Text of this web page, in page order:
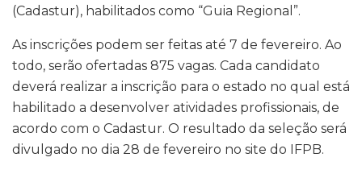
(Cadastur), habilitados como “Guia Regional”.
As inscrições podem ser feitas até 7 de fevereiro. Ao
todo, serão ofertadas 875 vagas. Cada candidato
deverá realizar a inscrição para o estado no qual está
habilitado a desenvolver atividades profissionais, de
acordo com o Cadastur. O resultado da seleção será
divulgado no dia 28 de fevereiro no site do IFPB.